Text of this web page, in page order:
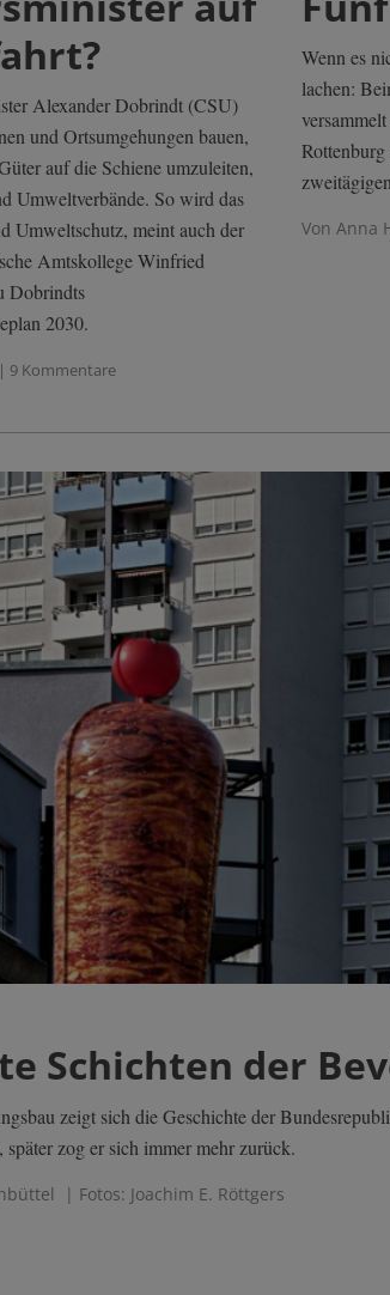
Alexander Dobrindt (CSU)
und Ortsumgehungen bauen,
auf die Schiene umzuleiten,
Umweltverbände. So wird das
Umweltschutz, meint auch der
Amtskollege Winfried
Dobrindts
2030.
| 9 Kommentare
Wenn es
lachen:
Rottenburg
Von Anna
Schichten der
zeigt sich die Geschichte der
zog er sich immer mehr zurück.
| Fotos: Joachim E. Röttgers